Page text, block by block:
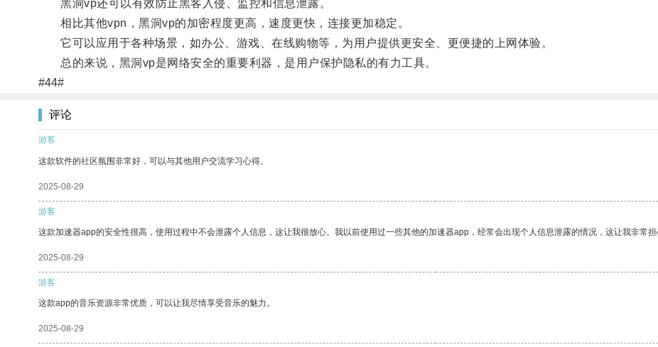
黑洞vp还可以有效防止黑客入侵、监控和信息泄露。
相比其他vpn，黑洞vp的加密程度更高，速度更快，连接更加稳定。
它可以应用于各种场景，如办公、游戏、在线购物等，为用户提供更安全、更便捷的上网体验。
总的来说，黑洞vp是网络安全的重要利器，是用户保护隐私的有力工具。
#44#
评论
游客
这款软件的社区氛围非常好，可以与其他用户交流学习心得。
2025-08-29
游客
这款加速器app的安全性很高，使用过程中不会泄露个人信息，这让我很放心。我以前使用过一些其他的加速器app，经常会出现个人信息泄露的情况，这让我非常担
2025-08-29
游客
这款app的音乐资源非常优质，可以让我尽情享受音乐的魅力。
2025-08-29